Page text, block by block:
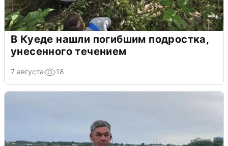
В Куеде нашли погибшим подростка,
унесенного течением
7 августа 18